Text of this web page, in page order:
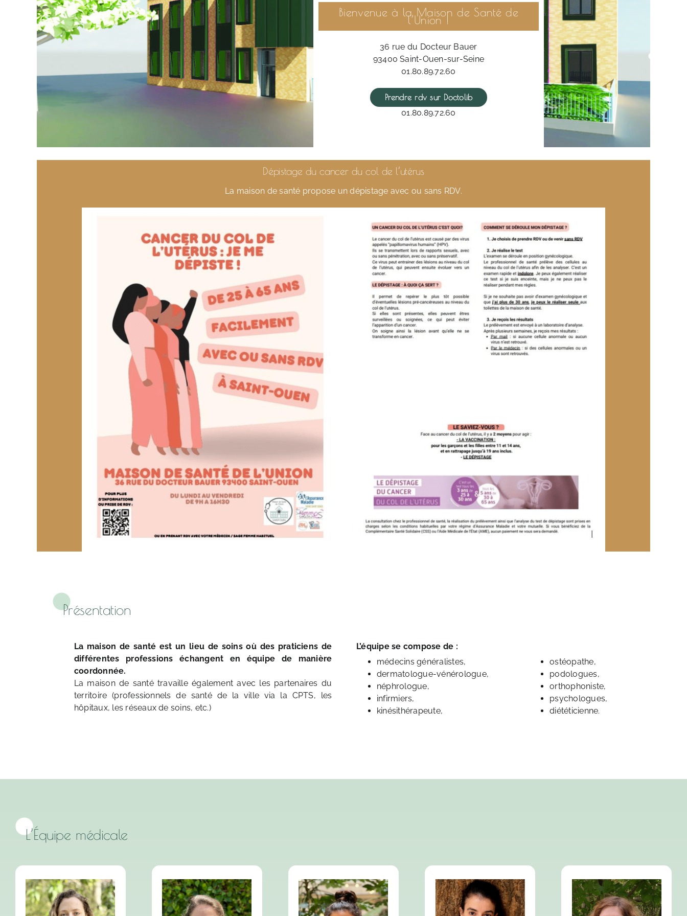
Bienvenue à la Maison de Santé de
l’Union !
36 rue du Docteur Bauer
93400 Saint-Ouen-sur-Seine
01.80.89.72.60
Prendre rdv sur Doctolib
01.80.89.72.60
Dépistage du cancer du col de l’utérus
La maison de santé propose un dépistage avec ou sans RDV.
Présentation
La maison de santé est un lieu de soins où des praticiens de
différentes professions échangent en équipe de manière
coordonnée.
La maison de santé travaille également avec les partenaires du
territoire (professionnels de santé de la ville via la CPTS, les
hôpitaux, les réseaux de soins, etc.)
L’équipe se compose de :
médecins généralistes,
dermatologue-vénérologue,
néphrologue,
infirmiers,
kinésithérapeute,
ostéopathe,
podologues,
orthophoniste,
psychologues,
diététicienne.
L’Équipe médicale
Médecine générale,
Médecine générale,
Médecine générale,